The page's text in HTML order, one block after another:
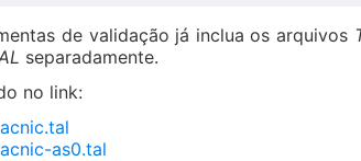
de validação já inclua os arquivos
separadamente.
no link:
as0.tal